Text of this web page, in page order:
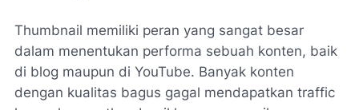
Thumbnail memiliki peran yang sangat besar
dalam menentukan performa sebuah konten, baik
di blog maupun di YouTube. Banyak konten
dengan kualitas bagus gagal mendapatkan traffic